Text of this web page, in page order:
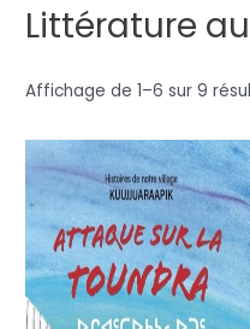
Littérature
Affichage de 1–6 sur 9